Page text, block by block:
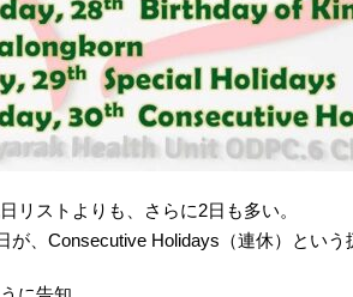
リストよりも、さらに2日も多い。
が、Consecutive Holidays（連休）という